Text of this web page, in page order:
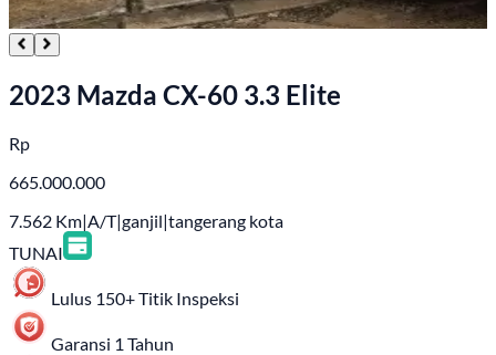
2023 Mazda CX-60 3.3 Elite
Rp
665.000.000
7.562 Km|A/T|ganjil|tangerang kota
TUNAI
Lulus 150+ Titik Inspeksi
Garansi 1 Tahun